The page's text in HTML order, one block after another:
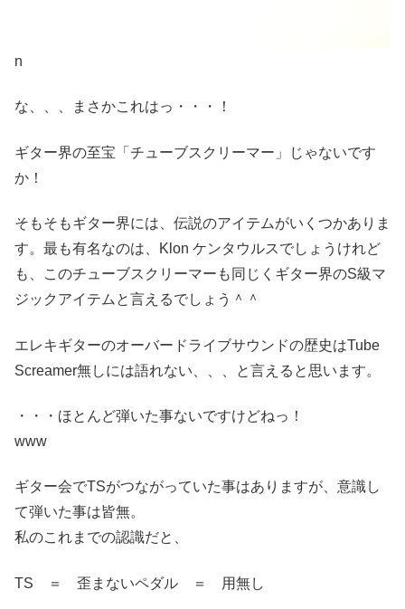
n
な、、、まさかこれはっ・・・！
ギター界の至宝「チューブスクリーマー」じゃないです
か！
そもそもギター界には、伝説のアイテムがいくつかありま
す。最も有名なのは、Klon ケンタウルスでしょうけれど
も、このチューブスクリーマーも同じくギター界のS級マ
ジックアイテムと言えるでしょう＾＾
エレキギターのオーバードライブサウンドの歴史はTube
Screamer無しには語れない、、、と言えると思います。
・・・ほとんど弾いた事ないですけどねっ！
www
ギター会でTSがつながっていた事はありますが、意識し
て弾いた事は皆無。
私のこれまでの認識だと、
TS ＝ 歪まないペダル ＝ 用無し